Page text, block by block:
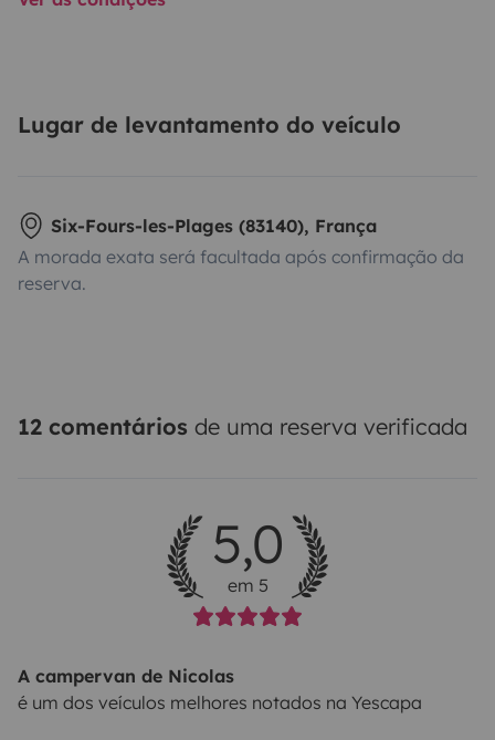
Lugar de levantamento do veículo
Six-Fours-les-Plages (83140), França
A morada exata será facultada após confirmação da
reserva.
12 comentários de uma reserva verificada
5,0
em 5
A campervan de Nicolas
é um dos veículos melhores notados na Yescapa